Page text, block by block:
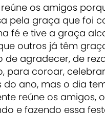
os amigos
pela graça que foi
fé e tive a graça
outros já têm
de agradecer, de
para coroar,
do ano, mas o dia
reúne os amigos,
e fazendo essa